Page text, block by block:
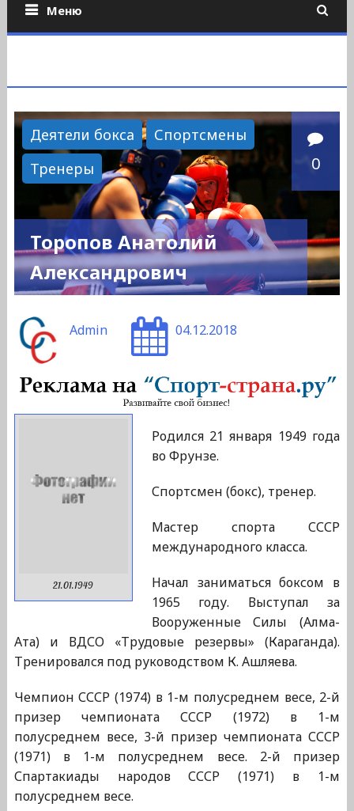
Меню
Деятели бокса
Спортсмены
Тренеры
0
Торопов Анатолий
Александрович
Admin 04.12.2018
21.01.1949
Родился 21 января 1949 года
во Фрунзе.
Спортсмен (бокс), тренер.
Мастер спорта СССР
международного класса.
Начал заниматься боксом в
1965 году. Выступал за
Вооруженные Силы (Алма-
Ата) и ВДСО «Трудовые резервы» (Караганда).
Тренировался под руководством К. Ашляева.
Чемпион СССР (1974) в 1-м полусреднем весе, 2-й
призер чемпионата СССР (1972) в 1-м
полусреднем весе, 3-й призер чемпионата СССР
(1971) в 1-м полусреднем весе. 2-й призер
Спартакиады народов СССР (1971) в 1-м
полусреднем весе.